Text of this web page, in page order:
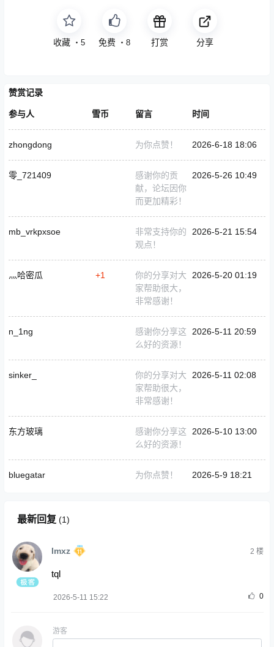
收藏 ・ 5 免费 ・ 8 打赏 分享
赞赏记录
参与人 雪币 留言 时间
zhongdong 为你点赞！ 2026-6-18 18:06
零_721409
感谢你的贡
献，论坛因你
而更加精彩！
2026-5-26 10:49
mb_vrkpxsoe
非常支持你的
观点！
2026-5-21 15:54
灬哈密瓜 +1
你的分享对大
家帮助很大，
非常感谢！
2026-5-20 01:19
n_1ng
感谢你分享这
么好的资源！
2026-5-11 20:59
sinker_
你的分享对大
家帮助很大，
非常感谢！
2026-5-11 02:08
东方玻璃
感谢你分享这
么好的资源！
2026-5-10 13:00
bluegatar 为你点赞！ 2026-5-9 18:21
最新回复 (1)
Imxz 2 楼
tql
2026-5-11 15:22 0
游客